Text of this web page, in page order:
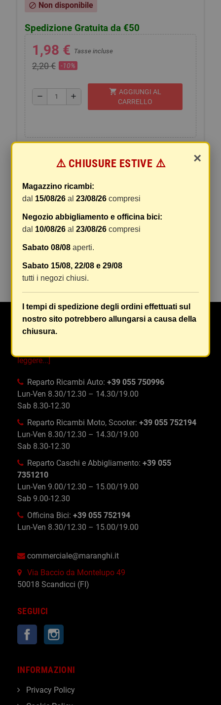
block Non disponibile
Spedizione Gratuita da €50
1,98 € Tasse incluse
2,20 € -10%
remove add
shopping_cart AGGIUNGI AL
CARRELLO
PREZZO RIFERITO ALLA SINGOLA LAMPADA
(QUANTITA' 1)
chat Commenti (0)
Ancora nessuna recensione da parte degli utenti.
×
⚠️ CHIUSURE ESTIVE ⚠️
Magazzino ricambi:
dal 15/08/26 al23/08/26 compresi
Negozio abbigliamento e officina bici:
dal 10/08/26 al23/08/26 compresi
Sabato 08/08 aperti.
Sabato 15/08, 22/08 e 29/08
tutti i negozi chiusi.
I tempi di spedizione degli ordini effettuati sul
nostro sito potrebbero allungarsi a causa della
chiusura.
Da Oltre 50 anni Maranghi si occupa di ricambi e
accessori auto, moto, ciclo e abbigliamento specifico
leggere...]
Reparto Ricambi Auto: +39 055 750996
Lun-Ven 8.30/12.30 – 14.30/19.00
Sab 8.30-12.30
Reparto Ricambi Moto, Scooter: +39 055 752194
Lun-Ven 8.30/12.30 – 14.30/19.00
Sab 8.30-12.30
Reparto Caschi e Abbigliamento: +39 055
7351210
Lun-Ven 9.00/12.30 – 15.00/19.00
Sab 9.00-12.30
Officina Bici: +39 055 752194
Lun-Ven 8.30/12.30 – 15.00/19.00
commerciale@maranghi.it
Via Baccio da Montelupo 49
50018 Scandicci (FI)
SEGUICI
Facebook
INFORMAZIONI
Privacy Policy